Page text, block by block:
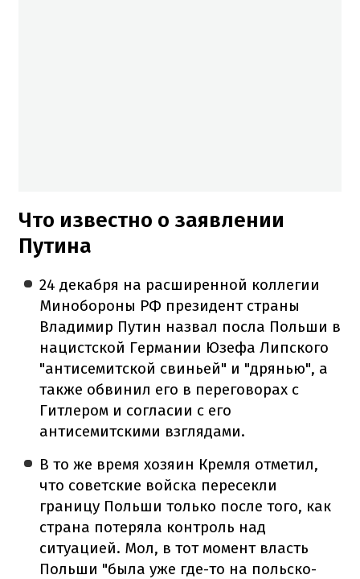
Что известно о заявлении
Путина
24 декабря на расширенной коллегии
Минобороны РФ президент страны
Владимир Путин назвал посла Польши в
нацистской Германии Юзефа Липского
"антисемитской свиньей" и "дрянью", а
также обвинил его в переговорах с
Гитлером и согласии с его
антисемитскими взглядами.
В то же время хозяин Кремля отметил,
что советские войска пересекли
границу Польши только после того, как
страна потеряла контроль над
ситуацией. Мол, в тот момент власть
Польши "была уже где-то на польско-